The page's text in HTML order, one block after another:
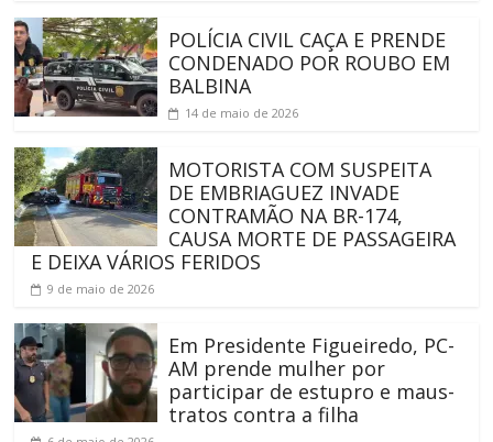
POLÍCIA CIVIL CAÇA E PRENDE
CONDENADO POR ROUBO EM
BALBINA
14 de maio de 2026
MOTORISTA COM SUSPEITA
DE EMBRIAGUEZ INVADE
CONTRAMÃO NA BR-174,
CAUSA MORTE DE PASSAGEIRA
E DEIXA VÁRIOS FERIDOS
9 de maio de 2026
Em Presidente Figueiredo, PC-
AM prende mulher por
participar de estupro e maus-
tratos contra a filha